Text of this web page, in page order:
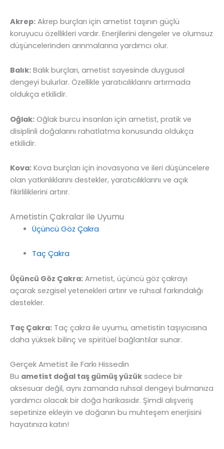
Akrep: Akrep burçları için ametist taşının güçlü
koruyucu özellikleri vardır. Enerjilerini dengeler ve olumsuz
düşüncelerinden arınmalarına yardımcı olur.
Balık: Balık burçları, ametist sayesinde duygusal
dengeyi bulurlar. Özellikle yaratıcılıklarını artırmada
oldukça etkilidir.
Oğlak: Oğlak burcu insanları için ametist, pratik ve
disiplinli doğalarını rahatlatma konusunda oldukça
etkilidir.
Kova: Kova burçları için inovasyona ve ileri düşüncelere
olan yatkınlıklarını destekler, yaratıcılıklarını ve açık
fikirliliklerini artırır.
Ametistin Çakralar ile Uyumu
Üçüncü Göz Çakra
Taç Çakra
Üçüncü Göz Çakra: Ametist, üçüncü göz çakrayı
açarak sezgisel yetenekleri artırır ve ruhsal farkındalığı
destekler.
Taç Çakra: Taç çakra ile uyumu, ametistin taşıyıcısına
daha yüksek bilinç ve spiritüel bağlantılar sunar.
Gerçek Ametist ile Farkı Hissedin
Bu ametist doğal taş gümüş yüzük sadece bir
aksesuar değil, aynı zamanda ruhsal dengeyi bulmanıza
yardımcı olacak bir doğa harikasıdır. Şimdi alışveriş
sepetinize ekleyin ve doğanın bu muhteşem enerjisini
hayatınıza katın!